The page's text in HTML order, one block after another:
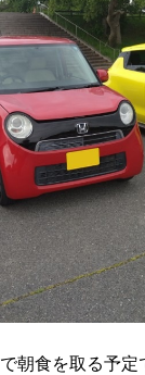
朝食を取る予定